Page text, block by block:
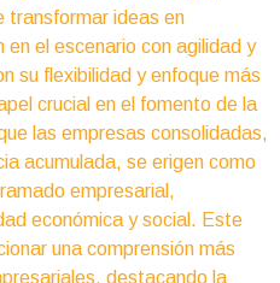
transformar ideas en
en el escenario con agilidad y
su flexibilidad y enfoque más
crucial en el fomento de la
las empresas consolidadas,
acumulada, se erigen como
empresarial,
económica y social. Este
una comprensión más
destacando la